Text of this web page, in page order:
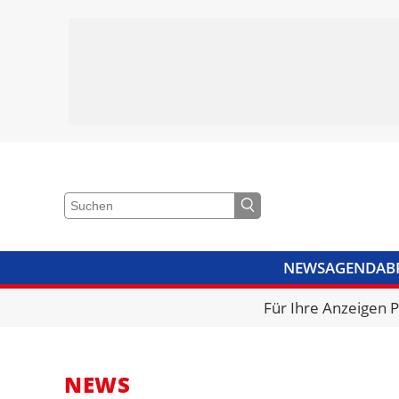
NEWSAGENDA
VIDEOSBIBLIOTHEK
Für Ihre Anzeigen
NEWS